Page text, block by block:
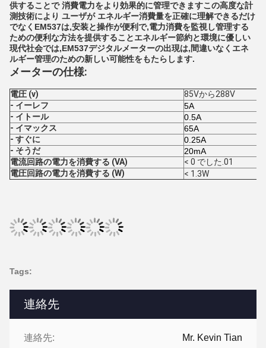
供することで 消費電力をより効果的に管理できますこの高度な計
測技術により ユーザが エネルギー消費量を正確に理解できるだけ
でなくEM537は,安装と操作が便利で,電力消費を監視し管理する
ための便利な方法を提供することエネルギー節約と環境に優しい
現代社会では,EM537デジタルメーターの出現は,間違いなくエネ
ルギー管理のための新しい可能性をもたらします.
メーターの仕様:
電圧 (v)
85Vから288V
- イーレフ
5A
- イトール
0.5A
- イマックス
65A
- すぐに
0.25A
- そうだ
20mA
電流回路の電力を消費する (VA)
< 0 でした.01
電圧回路の電力を消費する (W)
< 1.3W